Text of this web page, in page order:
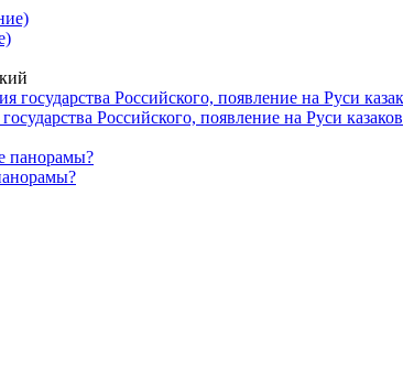
Российского, появление на Руси казаков